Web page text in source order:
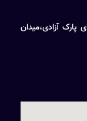
آزادی،میدان